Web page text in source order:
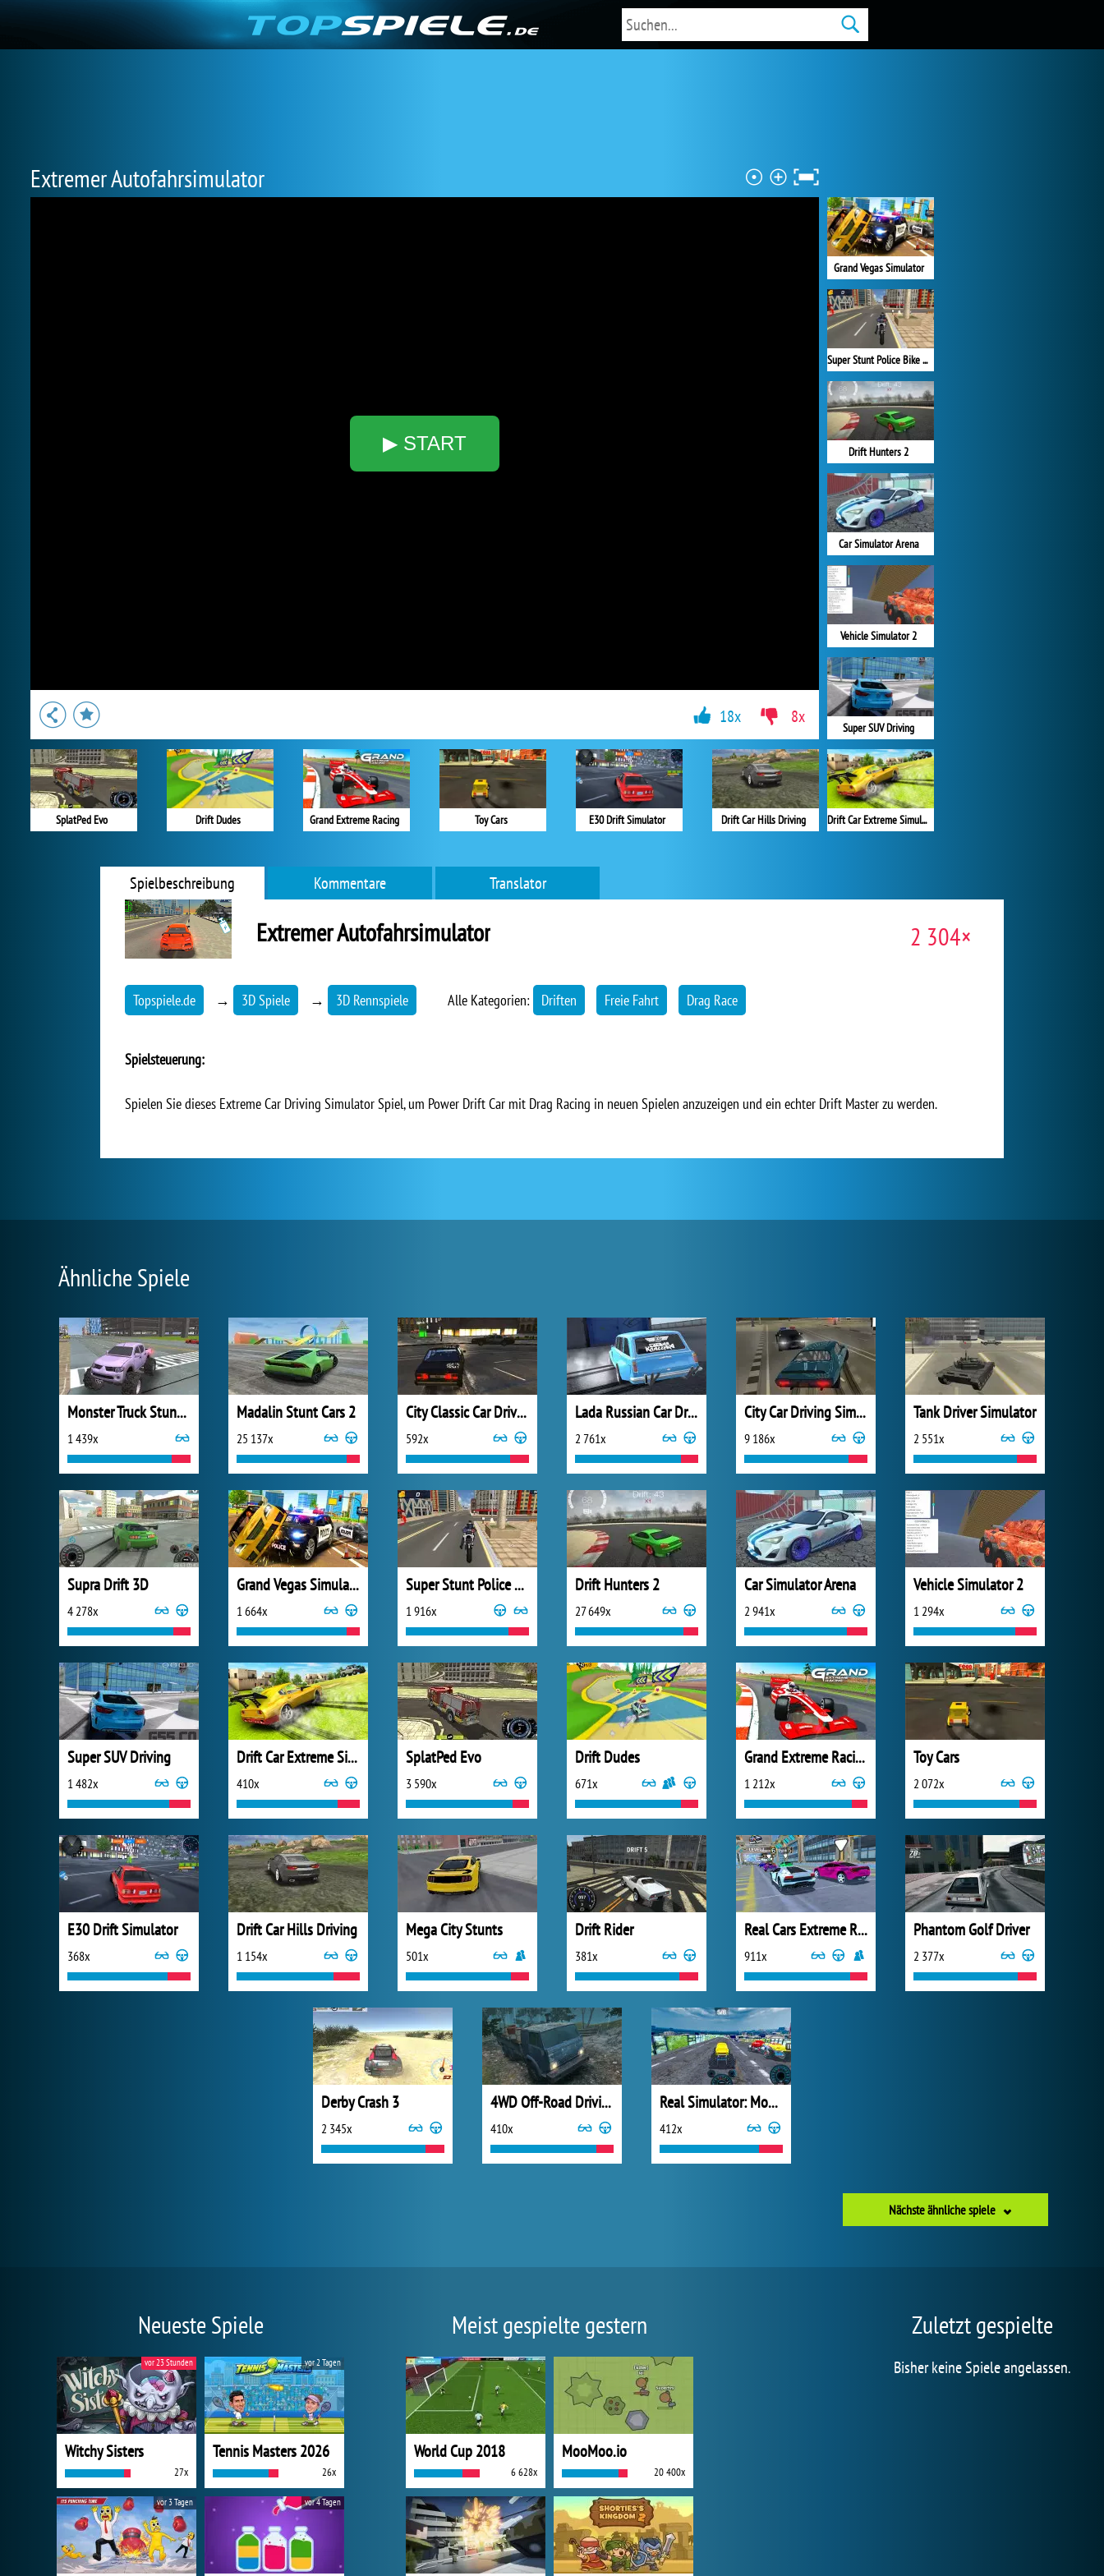
Extremer Autofahrsimulator
▶ START
Grand Vegas Simulator
Super Stunt Police Bike Simulator 3D
Drift Hunters 2
Car Simulator Arena
Vehicle Simulator 2
Super SUV Driving
Drift Car Extreme Simulator
SplatPed Evo Drift Dudes Grand Extreme Racing Toy Cars E30 Drift Simulator Drift Car Hills Driving
18x 8x
Spielbeschreibung Kommentare Translator
Extremer Autofahrsimulator 2 304×
Topspiele.de → 3D Spiele → 3D Rennspiele Alle Kategorien: Driften Freie Fahrt Drag Race
Spielsteuerung:
Spielen Sie dieses Extreme Car Driving Simulator Spiel, um Power Drift Car mit Drag Racing in neuen Spielen anzuzeigen und ein echter Drift Master zu werden.
Ähnliche Spiele
Monster Truck Stunts Fahrsimulator
1 439x
Madalin Stunt Cars 2
25 137x
City Classic Car Driving: 131
592x
Lada Russian Car Drift
2 761x
City Car Driving Simulator 3
9 186x
Tank Driver Simulator
2 551x
Supra Drift 3D
4 278x
Grand Vegas Simulator
1 664x
Super Stunt Police Bike Simulator 3D
1 916x
Drift Hunters 2
27 649x
Car Simulator Arena
2 941x
Vehicle Simulator 2
1 294x
Super SUV Driving
1 482x
Drift Car Extreme Simulator
410x
SplatPed Evo
3 590x
Drift Dudes
671x
Grand Extreme Racing
1 212x
Toy Cars
2 072x
E30 Drift Simulator
368x
Drift Car Hills Driving
1 154x
Mega City Stunts
501x
Drift Rider
381x
Real Cars Extreme Racing
911x
Phantom Golf Driver
2 377x
Derby Crash 3
2 345x
4WD Off-Road Driving Sim
410x
Real Simulator: Monster Truck
412x
Nächste ähnliche spiele
Neueste Spiele
Witchy Sisters
27x
vor 23 Stunden
Tennis Masters 2026
26x
vor 2 Tagen
vor 3 Tagen vor 4 Tagen
Meist gespielte gestern
World Cup 2018
6 628x
MooMoo.io
20 400x
Zuletzt gespielte
Bisher keine Spiele angelassen.